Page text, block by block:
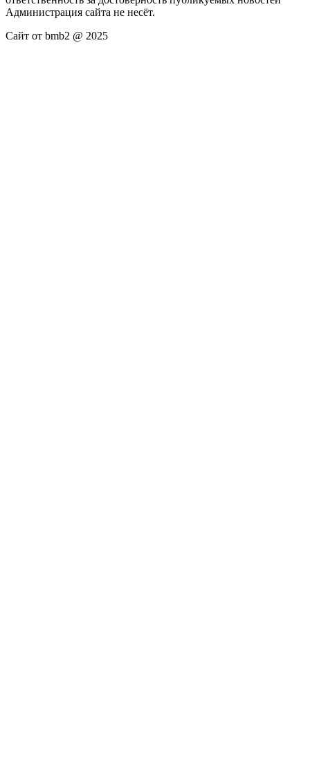
Администрация сайта не несёт.
Сайт от bmb2 @ 2025